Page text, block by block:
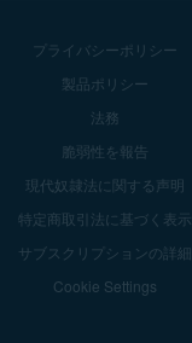
プライバシーポリシー
製品ポリシー
法務
脆弱性を報告
現代奴隷法に関する声明
特定商取引法に基づく表示
サブスクリプションの詳細
Cookie Settings